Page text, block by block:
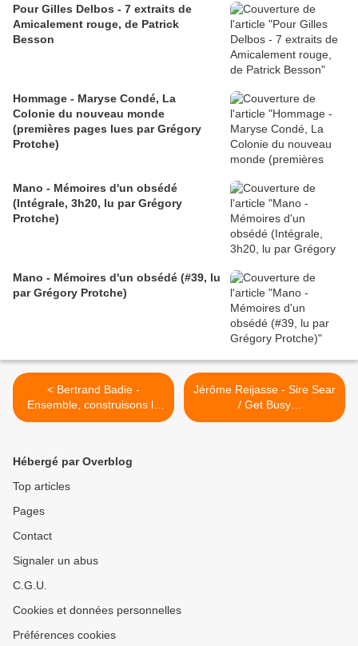
Pour Gilles Delbos - 7 extraits de
Amicalement rouge, de Patrick
Besson
Hommage - Maryse Condé, La
Colonie du nouveau monde
(premières pages lues par Grégory
Protche)
Mano - Mémoires d'un obsédé
(Intégrale, 3h20, lu par Grégory
Protche)
Mano - Mémoires d'un obsédé (#39, lu
par Grégory Protche)
< Bertrand Badie -
Ensemble, construisons la
paix (Montreuil,
Jérôme Reijasse - Sire Sear
/ Get Busy
(#InterditAuxBâtards 2014)
Hébergé par Overblog
Top articles
Pages
Contact
Signaler un abus
C.G.U.
Cookies et données personnelles
Préférences cookies